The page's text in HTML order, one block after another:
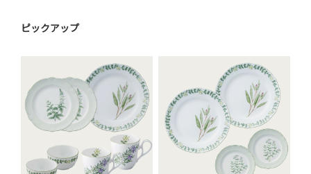
ピックアップ